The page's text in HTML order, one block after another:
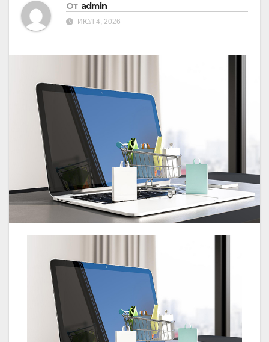
От admin
ИЮЛ 4, 2026